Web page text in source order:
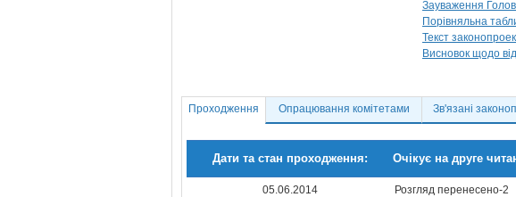
Зауваження
Порівняльна
Текст
Висновок щодо
Проходження Опрацювання комітетами Зв'язані
Дати та стан проходження: Очікує на друге
05.06.2014
Розгляд перенесено-2